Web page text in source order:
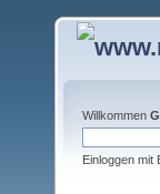
Willkommen
Einloggen mit